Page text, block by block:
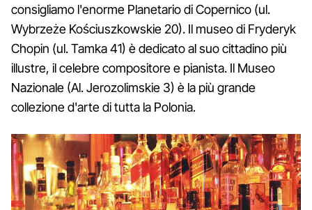
consigliamo l'enorme Planetario di Copernico (ul.
Wybrzeże Kościuszkowskie 20). Il museo di Fryderyk
Chopin (ul. Tamka 41) è dedicato al suo cittadino più
illustre, il celebre compositore e pianista. Il Museo
Nazionale (Al. Jerozolimskie 3) è la più grande
collezione d'arte di tutta la Polonia.